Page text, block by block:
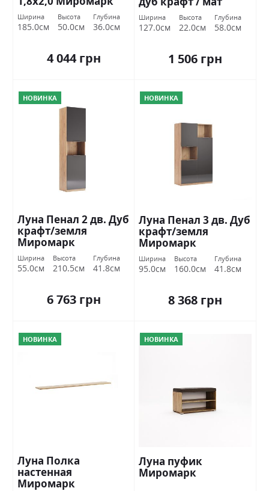
Ширина
185.0см
Высота
50.0см
Глубина
36.0см
4 044 грн
скамейка Миромарк
Ширина
127.0см
Высота
22.0см
Глубина
58.0см
1 506 грн
НОВИНКА
Луна Пенал 2 дв. Дуб
крафт/земля
Миромарк
Ширина
55.0см
Высота
210.5см
Глубина
41.8см
6 763 грн
НОВИНКА
Луна Пенал 3 дв. Дуб
крафт/земля
Миромарк
Ширина
95.0см
Высота
160.0см
Глубина
41.8см
8 368 грн
НОВИНКА
Луна Полка
настенная
Миромарк
НОВИНКА
Луна пуфик
Миромарк